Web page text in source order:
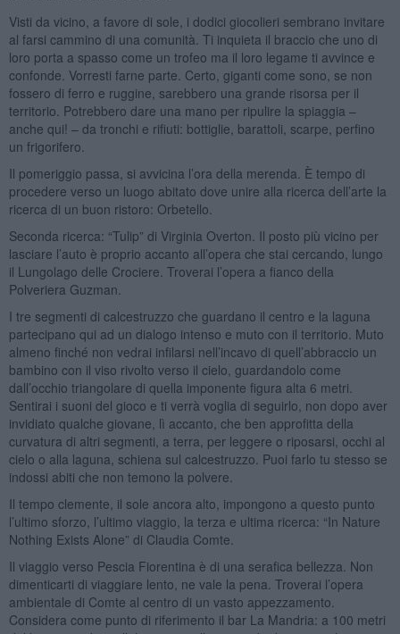
Visti da vicino, a favore di sole, i dodici giocolieri sembrano invitare
al farsi cammino di una comunità. Ti inquieta il braccio che uno di
loro porta a spasso come un trofeo ma il loro legame ti avvince e
confonde. Vorresti farne parte. Certo, giganti come sono, se non
fossero di ferro e ruggine, sarebbero una grande risorsa per il
territorio. Potrebbero dare una mano per ripulire la spiaggia –
anche qui! – da tronchi e rifiuti: bottiglie, barattoli, scarpe, perfino
un frigorifero.
Il pomeriggio passa, si avvicina l’ora della merenda. È tempo di
procedere verso un luogo abitato dove unire alla ricerca dell’arte la
ricerca di un buon ristoro: Orbetello.
Seconda ricerca: “Tulip” di Virginia Overton. Il posto più vicino per
lasciare l’auto è proprio accanto all’opera che stai cercando, lungo
il Lungolago delle Crociere. Troverai l’opera a fianco della
Polveriera Guzman.
I tre segmenti di calcestruzzo che guardano il centro e la laguna
partecipano qui ad un dialogo intenso e muto con il territorio. Muto
almeno finché non vedrai infilarsi nell’incavo di quell’abbraccio un
bambino con il viso rivolto verso il cielo, guardandolo come
dall’occhio triangolare di quella imponente figura alta 6 metri.
Sentirai i suoni del gioco e ti verrà voglia di seguirlo, non dopo aver
invidiato qualche giovane, lì accanto, che ben approfitta della
curvatura di altri segmenti, a terra, per leggere o riposarsi, occhi al
cielo o alla laguna, schiena sul calcestruzzo. Puoi farlo tu stesso se
indossi abiti che non temono la polvere.
Il tempo clemente, il sole ancora alto, impongono a questo punto
l’ultimo sforzo, l’ultimo viaggio, la terza e ultima ricerca: “In Nature
Nothing Exists Alone” di Claudia Comte.
Il viaggio verso Pescia Fiorentina è di una serafica bellezza. Non
dimenticarti di viaggiare lento, ne vale la pena. Troverai l’opera
ambientale di Comte al centro di un vasto appezzamento.
Considera come punto di riferimento il bar La Mandria: a 100 metri